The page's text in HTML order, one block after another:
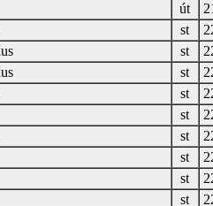
út
st
st
st
st
st
st
st
st
st